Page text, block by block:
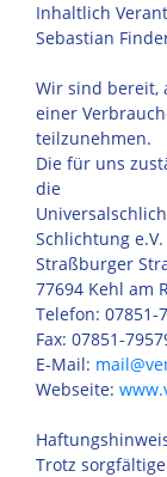
Inhaltlich
Sebastian
Wir sind bereit,
einer
teilzunehmen.
Die für uns
die
Schlichtung e.V.
Straßburger
77694 Kehl am
Telefon: 07851-
Fax: 07851-
E-Mail:
Webseite:
Trotz